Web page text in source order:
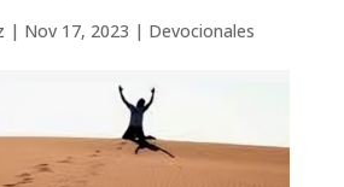
| Nov 17, 2023 | Devocionales